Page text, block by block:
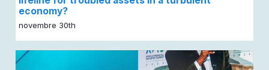
economy?
novembre 30th